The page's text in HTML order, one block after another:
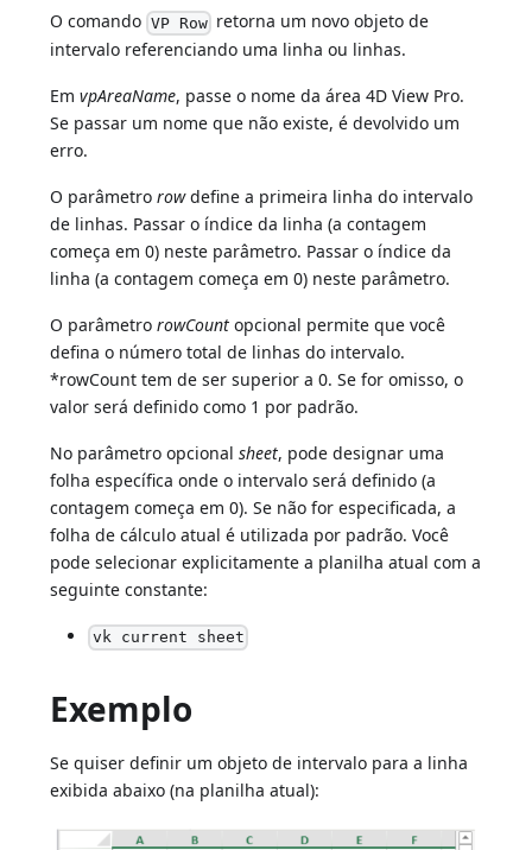
O comando VP Row retorna um novo objeto de
intervalo referenciando uma linha ou linhas.
EmvpAreaName, passe o nome da área 4D View Pro.
Se passar um nome que não existe, é devolvido um
erro.
O parâmetrorowdefine a primeira linha do intervalo
de linhas. Passar o índice da linha (a contagem
começa em 0) neste parâmetro. Passar o índice da
linha (a contagem começa em 0) neste parâmetro.
O parâmetrorowCount opcional permite que você
defina o número total de linhas do intervalo.
*rowCount tem de ser superior a 0. Se for omisso, o
valor será definido como 1 por padrão.
No parâmetro opcionalsheet, pode designar uma
folha específica onde o intervalo será definido (a
contagem começa em 0). Se não for especificada, a
folha de cálculo atual é utilizada por padrão. Você
pode selecionar explicitamente a planilha atual com a
seguinte constante:
vk current sheet
Exemplo
Se quiser definir um objeto de intervalo para a linha
exibida abaixo (na planilha atual):